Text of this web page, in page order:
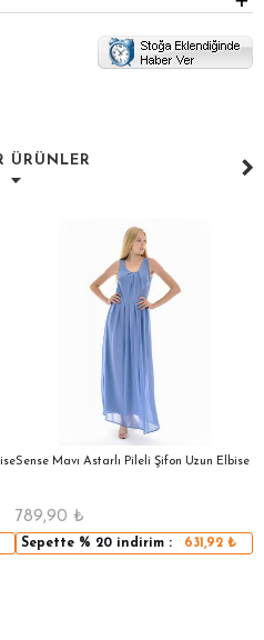
ÜRÜNLER
Sense Mavı Astarlı Pileli Şifon Uzun Elbise
789,90 ₺
Sepette % 20 indirim : 631,92₺